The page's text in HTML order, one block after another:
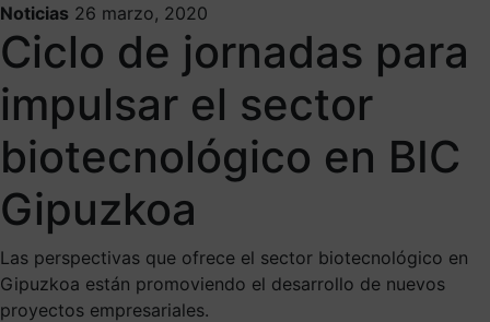
Noticias 26 marzo, 2020
Ciclo de jornadas para
impulsar el sector
biotecnológico en BIC
Gipuzkoa
Las perspectivas que ofrece el sector biotecnológico en
Gipuzkoa están promoviendo el desarrollo de nuevos
proyectos empresariales.